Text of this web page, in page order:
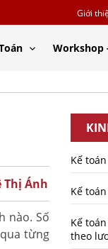
Giới
Workshop
Thị Ánh
nào. Số
từng
Kế
Kế
Kế
theo